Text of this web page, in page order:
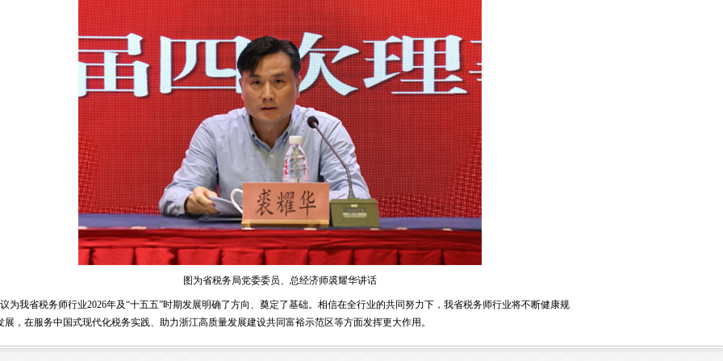
图为省税务局党委委员、总经济师裘耀华讲话
为我省税务师行业2026年及“十五五”时期发展明确了方向、奠定了基础。相信在全行业的共同努力下，我省税务师行业将不断健康规
展，在服务中国式现代化税务实践、助力浙江高质量发展建设共同富裕示范区等方面发挥更大作用。